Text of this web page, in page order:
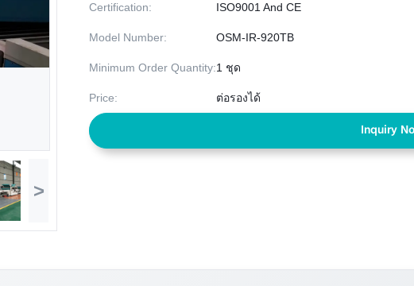
>
Certification: ISO9001 And CE
Model Number: OSM-IR-920TB
Minimum Order Quantity:1 ชุด
Price: ต่อรองได้
Inquiry